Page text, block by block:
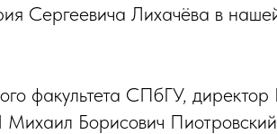
Сергеевича Лихачёва в
факультета СПбГУ,
Борисович Пиотровский